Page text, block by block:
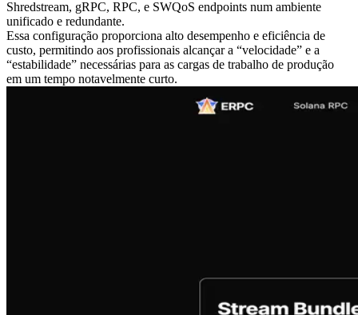
Shredstream, gRPC, RPC, e SWQoS endpoints num ambiente
unificado e redundante.
Essa configuração proporciona alto desempenho e eficiência de
custo, permitindo aos profissionais alcançar a “velocidade” e a
“estabilidade” necessárias para as cargas de trabalho de produção
em um tempo notavelmente curto.